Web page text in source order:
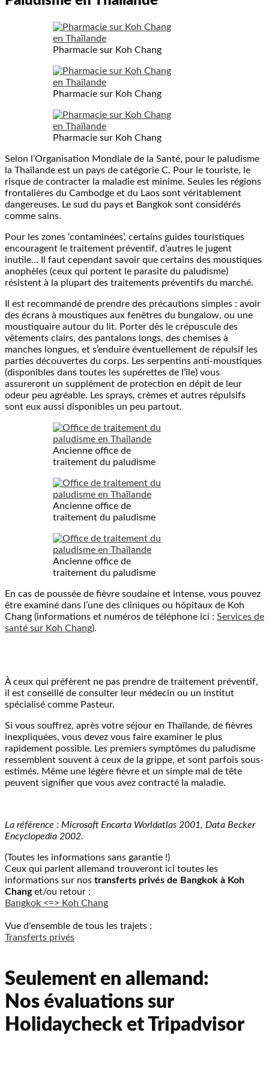
Pharmacie sur Koh Chang
Pharmacie sur Koh Chang
Pharmacie sur Koh Chang
Selon l’Organisation Mondiale de la Santé, pour le paludisme
la Thaïlande est un pays de catégorie C. Pour le touriste, le
risque de contracter la maladie est minime. Seules les régions
frontalières du Cambodge et du Laos sont véritablement
dangereuses. Le sud du pays et Bangkok sont considérés
comme sains.
Pour les zones ‘contaminées’, certains guides touristiques
encouragent le traitement préventif, d’autres le jugent
inutile… Il faut cependant savoir que certains des moustiques
anophèles (ceux qui portent le parasite du paludisme)
résistent à la plupart des traitements préventifs du marché.
Il est recommandé de prendre des précautions simples : avoir
des écrans à moustiques aux fenêtres du bungalow, ou une
moustiquaire autour du lit. Porter dès le crépuscule des
vêtements clairs, des pantalons longs, des chemises à
manches longues, et s’enduire éventuellement de répulsif les
parties découvertes du corps. Les serpentins anti-moustiques
(disponibles dans toutes les supérettes de l’île) vous
assureront un supplément de protection en dépit de leur
odeur peu agréable. Les sprays, crèmes et autres répulsifs
sont eux aussi disponibles un peu partout.
Ancienne office de
traitement du paludisme
Ancienne office de
traitement du paludisme
Ancienne office de
traitement du paludisme
En cas de poussée de fièvre soudaine et intense, vous pouvez
être examiné dans l’une des cliniques ou hôpitaux de Koh
Chang (informations et numéros de téléphone ici : Services de
santé sur Koh Chang).
À ceux qui préfèrent ne pas prendre de traitement préventif,
il est conseillé de consulter leur médecin ou un institut
spécialisé comme Pasteur.
Si vous souffrez, après votre séjour en Thaïlande, de fièvres
inexpliquées, vous devez vous faire examiner le plus
rapidement possible. Les premiers symptômes du paludisme
ressemblent souvent à ceux de la grippe, et sont parfois sous-
estimés. Même une légère fièvre et un simple mal de tête
peuvent signifier que vous avez contracté la maladie.
La référence : Microsoft Encarta Worldatlas 2001, Data Becker
Encyclopedia 2002.
(Toutes les informations sans garantie !)
Ceux qui parlent allemand trouveront ici toutes les
informations sur nos transferts privés de Bangkok à Koh
Changet/ou retour :
Bangkok <=> Koh Chang
Vue d'ensemble de tous les trajets :
Transferts privés
Seulement en allemand:
Nos évaluations sur
Holidaycheck et Tripadvisor